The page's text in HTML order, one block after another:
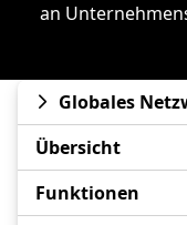
an
Globales
Übersicht
Funktionen